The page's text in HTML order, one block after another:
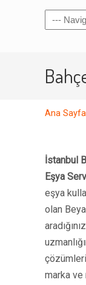
Ana Sayfa
İstanbul
Eşya
eşya
olan
marka